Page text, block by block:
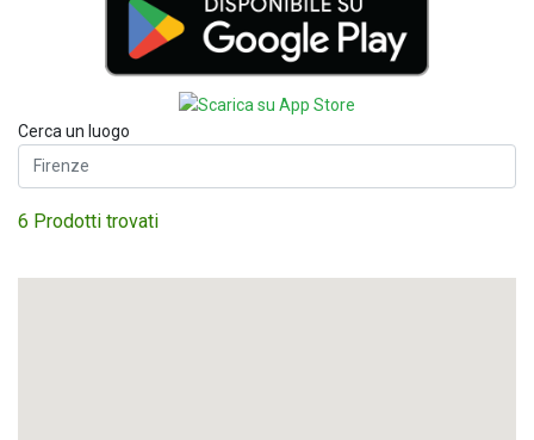
Cerca un luogo
6 Prodotti trovati